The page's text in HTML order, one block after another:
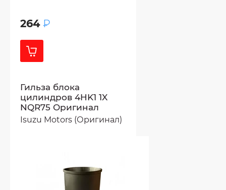
264 ₽
Гильза блока
цилиндров 4HK1 1X
NQR75 Оригинал
Isuzu Motors (Оригинал)